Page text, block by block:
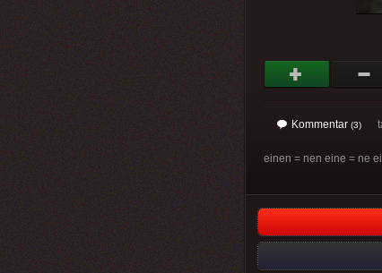
Kommentar (3)
einen = nen eine = ne